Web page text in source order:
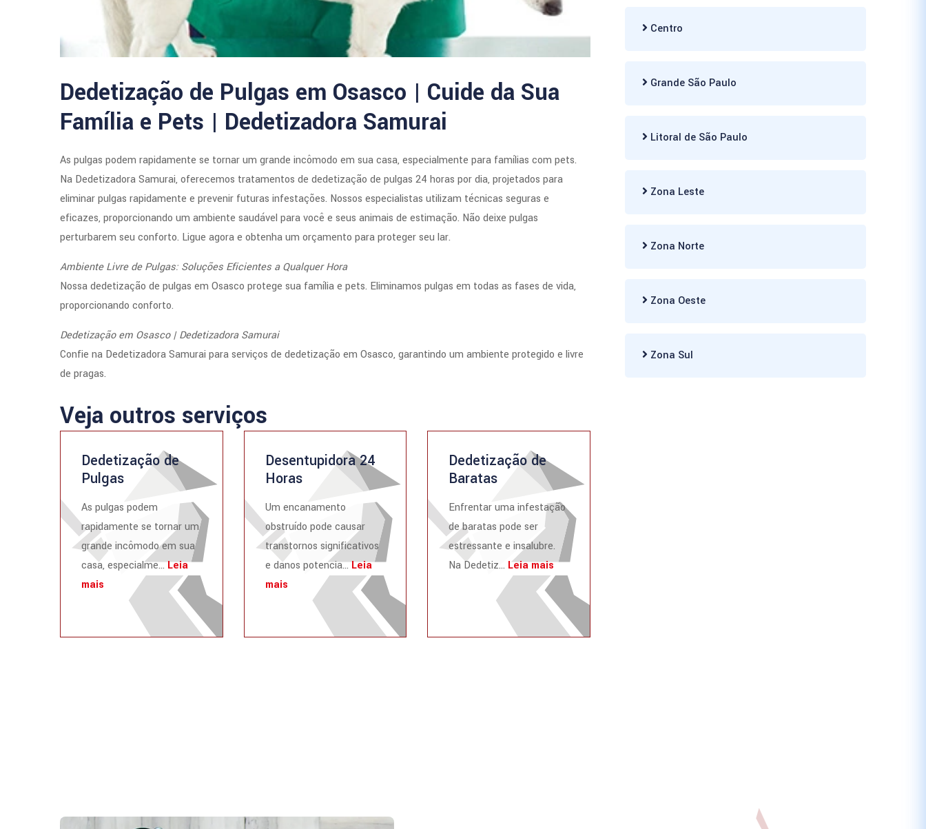
Dedetização de Pulgas em Osasco | Cuide da Sua
Família e Pets | Dedetizadora Samurai
As pulgas podem rapidamente se tornar um grande incômodo em sua casa, especialmente para famílias com pets.
Na Dedetizadora Samurai, oferecemos tratamentos de dedetização de pulgas 24 horas por dia, projetados para
eliminar pulgas rapidamente e prevenir futuras infestações. Nossos especialistas utilizam técnicas seguras e
eficazes, proporcionando um ambiente saudável para você e seus animais de estimação. Não deixe pulgas
perturbarem seu conforto. Ligue agora e obtenha um orçamento para proteger seu lar.
Ambiente Livre de Pulgas: Soluções Eficientes a Qualquer Hora
Nossa dedetização de pulgas em Osasco protege sua família e pets. Eliminamos pulgas em todas as fases de vida,
proporcionando conforto.
Dedetização em Osasco | Dedetizadora Samurai
Confie na Dedetizadora Samurai para serviços de dedetização em Osasco, garantindo um ambiente protegido e livre
de pragas.
Veja outros serviços
Dedetização de
Pulgas
As pulgas podem
rapidamente se tornar um
grande incômodo em sua
casa, especialme...Leia
mais
Desentupidora 24
Horas
Um encanamento
obstruído pode causar
transtornos significativos
e danos potencia...Leia
mais
Dedetização de
Baratas
Enfrentar uma infestação
de baratas pode ser
estressante e insalubre.
Na Dedetiz... Leia mais
Centro
Grande São Paulo
Litoral de São Paulo
Zona Leste
Zona Norte
Zona Oeste
Zona Sul